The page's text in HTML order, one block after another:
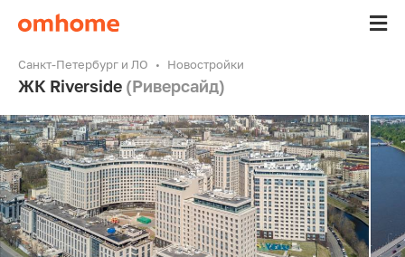
Санкт-Петербург и ЛО Новостройки
ЖК Riverside (Риверсайд)